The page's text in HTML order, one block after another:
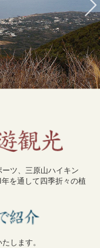
ツ、三原山ハイキン
を通して四季折々の植
します。